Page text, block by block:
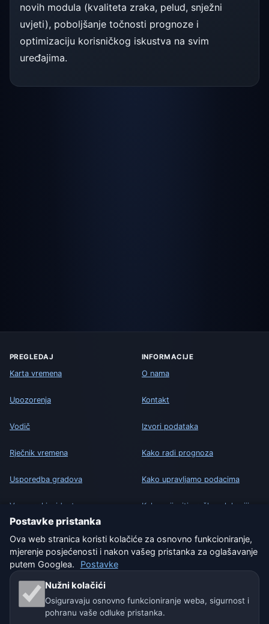
novih modula (kvaliteta zraka, pelud, snježni
uvjeti), poboljšanje točnosti prognoze i
optimizaciju korisničkog iskustva na svim
uređajima.
PREGLEDAJ
Karta vremena
Upozorenja
Vodič
Rječnik vremena
Usporedba gradova
Vremenski widget
INFORMACIJE
O nama
Kontakt
Izvori podataka
Kako radi prognoza
Kako upravljamo podacima
Kako prijaviti grešku u lokaciji
PRAVNO
Zaštita privatnosti
Kolačići
Uvjeti korištenja
Postavke pristanka
Ova web stranica koristi kolačiće za osnovno funkcioniranje,
mjerenje posjećenosti i nakon vašeg pristanka za oglašavanje
putem Googlea.
Postavke
Nužni kolačići
Osiguravaju osnovno funkcioniranje weba, sigurnost i
pohranu vaše odluke pristanka.